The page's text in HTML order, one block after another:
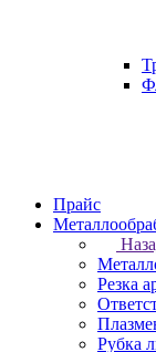
Прайс
Резка
Рубка